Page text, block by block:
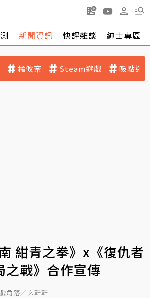
新聞資訊 快評雜談 紳士專區
橘攸奈 Steam遊戲 吸點迷
紺青之拳》x《復仇者
之戰》合作宣傳
角落／玄軒軒